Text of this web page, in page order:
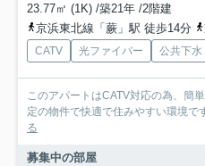
23.77㎡ (1K) /築21年 /2階建
京浜東北線「蕨」駅 徒歩14分
CATV 光ファイバー 公共下水
このアパートはCATV対応の為、簡
定の物件で快適で住みやすい環境で
る
募集中の部屋